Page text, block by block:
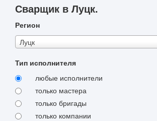
Сварщик в Луцк.
Регион
Луцк
Тип исполнителя
любые исполнители
только мастера
только бригады
только компании